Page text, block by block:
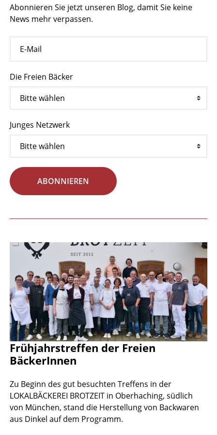
Abonnieren Sie jetzt unseren Blog, damit Sie keine
News mehr verpassen.
Die Freien Bäcker
Junges Netzwerk
ABONNIEREN
Frühjahrstreffen der Freien
BäckerInnen
Zu Beginn des gut besuchten Treffens in der
LOKALBÄCKEREI BROTZEIT in Oberhaching, südlich
von München, stand die Herstellung von Backwaren
aus Dinkel auf dem Programm.